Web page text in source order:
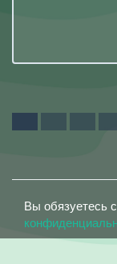
Вы обязуетесь